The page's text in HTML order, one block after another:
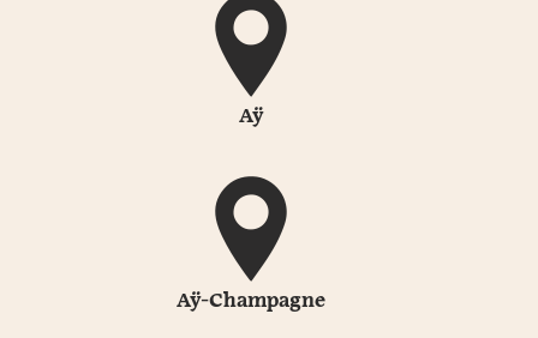
Aÿ
Aÿ-Champagne